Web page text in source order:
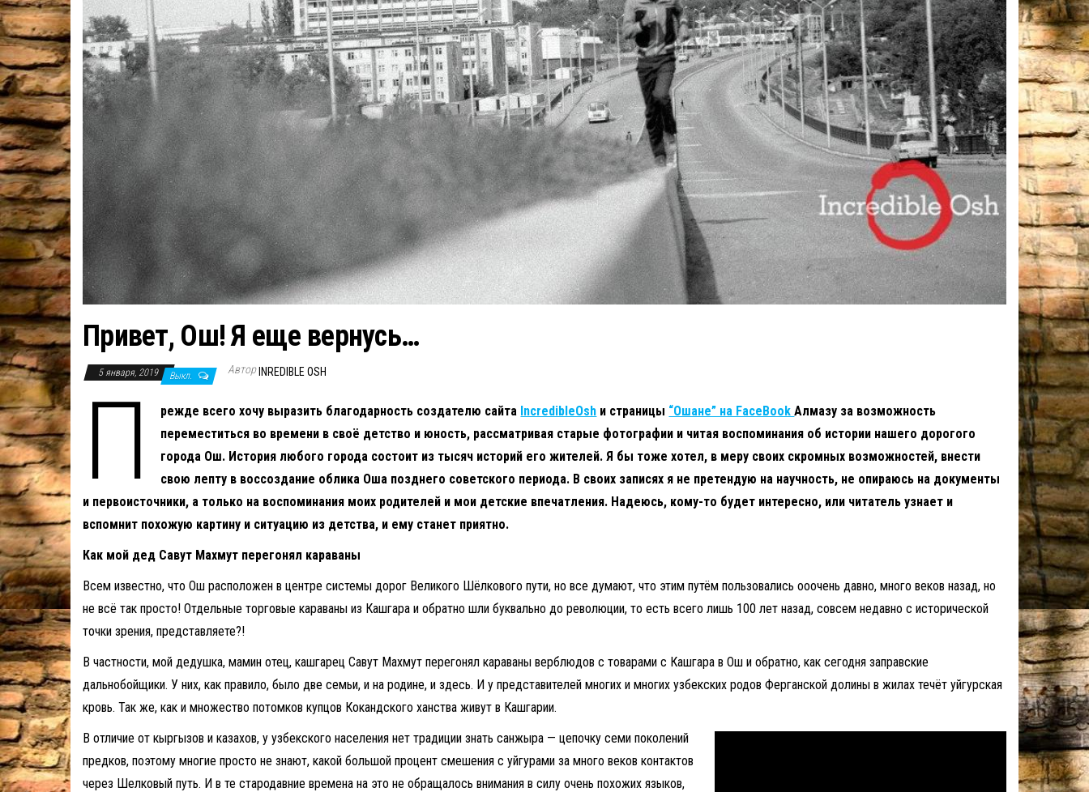
Привет, Ош! Я еще вернусь…
5 января, 2019 Выкл. Автор INREDIBLE OSH
П режде всего хочу выразить благодарность создателю сайта IncredibleOsh и страницы “Ошане” на FaceBookАлмазу за возможность
переместиться во времени в своё детство и юность, рассматривая старые фотографии и читая воспоминания об истории нашего дорогого
города Ош. История любого города состоит из тысяч историй его жителей. Я бы тоже хотел, в меру своих скромных возможностей, внести
свою лепту в воссоздание облика Оша позднего советского периода. В своих записях я не претендую на научность, не опираюсь на документы
и первоисточники, а только на воспоминания моих родителей и мои детские впечатления. Надеюсь, кому-то будет интересно, или читатель узнает и
вспомнит похожую картину и ситуацию из детства, и ему станет приятно.
Как мой дед Савут Махмут перегонял караваны
Всем известно, что Ош расположен в центре системы дорог Великого Шёлкового пути, но все думают, что этим путём пользовались ооочень давно, много веков назад, но
не всё так просто! Отдельные торговые караваны из Кашгара и обратно шли буквально до революции, то есть всего лишь 100 лет назад, совсем недавно с исторической
точки зрения, представляете?!
В частности, мой дедушка, мамин отец, кашгарец Савут Махмут перегонял караваны верблюдов с товарами с Кашгара в Ош и обратно, как сегодня заправские
дальнобойщики. У них, как правило, было две семьи, и на родине, и здесь. И у представителей многих и многих узбекских родов Ферганской долины в жилах течёт уйгурская
кровь. Так же, как и множество потомков купцов Кокандского ханства живут в Кашгарии.
В отличие от кыргызов и казахов, у узбекского населения нет традиции знать санжыра — цепочку семи поколений
предков, поэтому многие просто не знают, какой большой процент смешения с уйгурами за много веков контактов
через Шелковый путь. И в те стародавние времена на это не обращалось внимания в силу очень похожих языков,